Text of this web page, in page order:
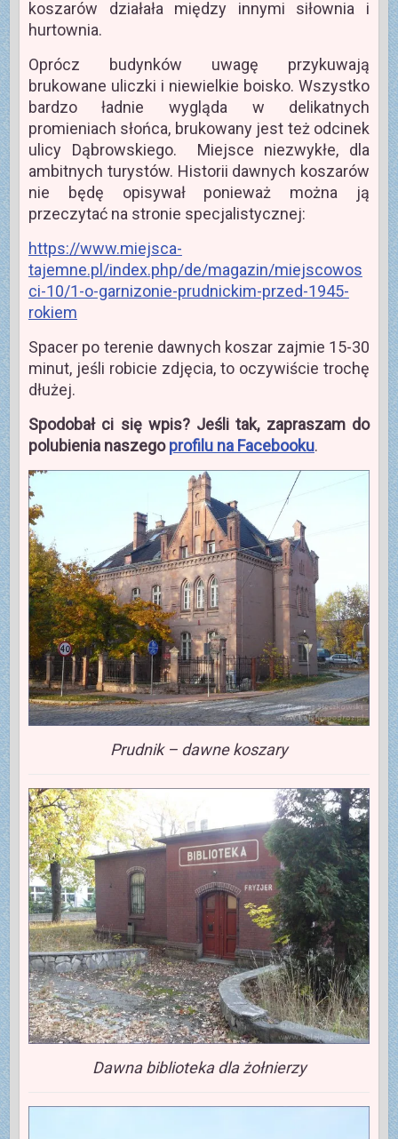
koszarów działała między innymi siłownia i
hurtownia.
Oprócz budynków uwagę przykuwają
brukowane uliczki i niewielkie boisko. Wszystko
bardzo ładnie wygląda w delikatnych
promieniach słońca, brukowany jest też odcinek
ulicy Dąbrowskiego. Miejsce niezwykłe, dla
ambitnych turystów. Historii dawnych koszarów
nie będę opisywał ponieważ można ją
przeczytać na stronie specjalistycznej:
https://www.miejsca-
tajemne.pl/index.php/de/magazin/miejscowos
ci-10/1-o-garnizonie-prudnickim-przed-1945-
rokiem
Spacer po terenie dawnych koszar zajmie 15-30
minut, jeśli robicie zdjęcia, to oczywiście trochę
dłużej.
Spodobał ci się wpis? Jeśli tak, zapraszam do
polubienia naszegoprofilu na Facebooku.
Prudnik – dawne koszary
Dawna biblioteka dla żołnierzy